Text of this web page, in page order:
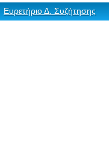
Ευρετήριο Δ. Συζήτησης